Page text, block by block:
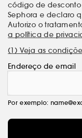
código de
Sephora e declaro
Autorizo o
a política de
(1) Veja as
Endereço de email
Por exemplo: